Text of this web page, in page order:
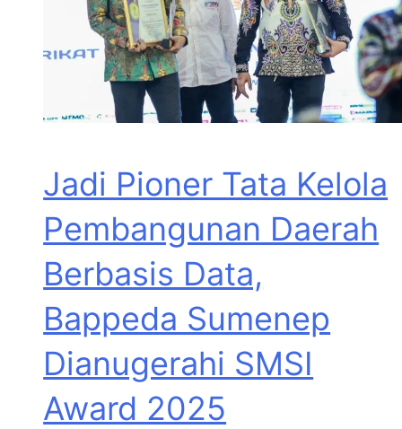
Jadi Pioner Tata Kelola
Pembangunan Daerah
Berbasis Data,
Bappeda Sumenep
Dianugerahi SMSI
Award 2025